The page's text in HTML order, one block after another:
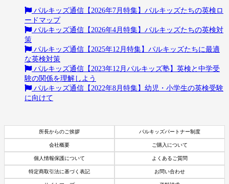
パルキッズ通信【2026年7月特集】パルキッズたちの英検ロ
ードマップ
パルキッズ通信【2026年4月特集】パルキッズたちの英検対
策
パルキッズ通信【2025年12月特集】パルキッズたちに最適
な英検対策
パルキッズ通信【2023年12月パルキッズ塾】英検と中学受
験の関係を理解しよう
パルキッズ通信【2022年8月特集】幼児・小学生の英検受験
に向けて
所長からのご挨拶 パルキッズパートナー制度
会社概要 ご購入について
個人情報保護について よくあるご質問
特定商取引法に基づく表記 お問い合わせ